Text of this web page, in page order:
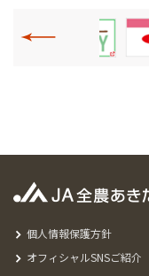
個人情報保護方針
オフィシャルSNSご紹介